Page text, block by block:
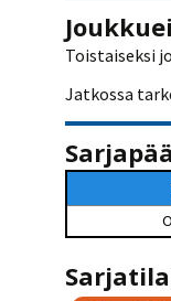
Valiokunnat
Strategia 2025-2030
Vastuullisuus
NETU in English
Tietosuoja
ohjeet
Rating-
Rating-
Toistaiseksi
Jatkossa